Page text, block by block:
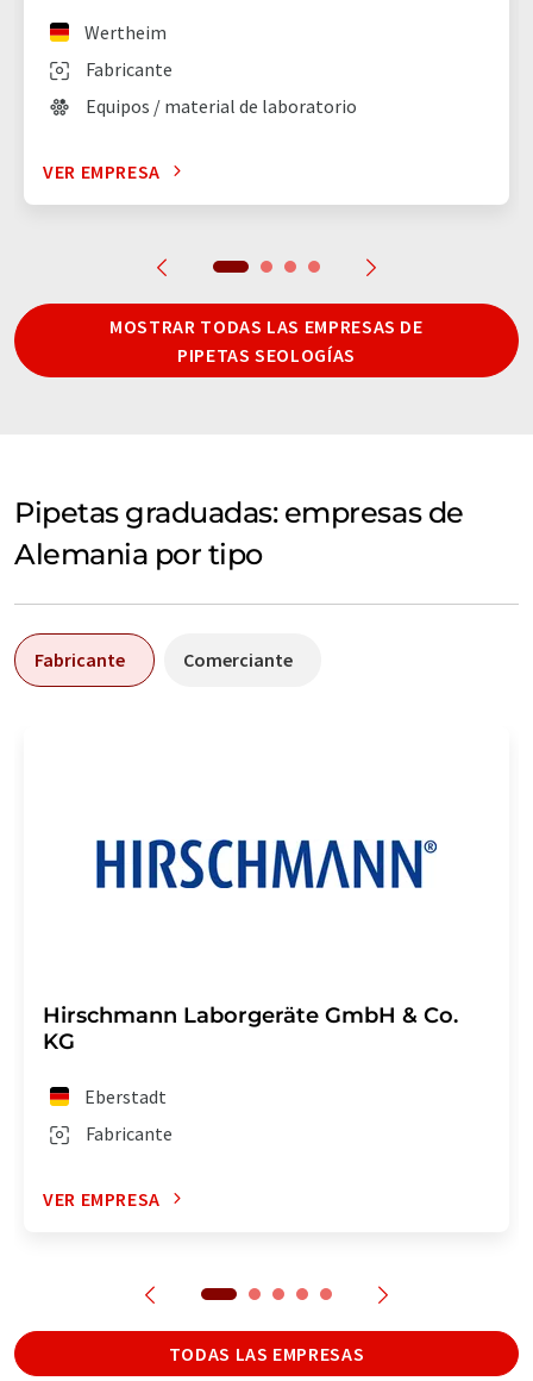
Fabricante
Wertheim
Equipos / material de laboratorio
VER EMPRESA
MOSTRAR TODAS LAS EMPRESAS DE
PIPETAS SEOLOGÍAS
Pipetas graduadas: empresas de
Alemania por tipo
Fabricante Comerciante
Hirschmann Laborgeräte GmbH & Co.
KG
Fabricante
Eberstadt
VER EMPRESA
TODAS LAS EMPRESAS